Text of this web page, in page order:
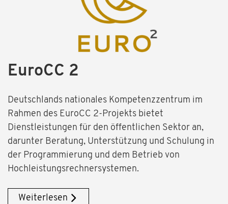
EuroCC 2
Deutschlands nationales Kompetenzzentrum im
Rahmen des EuroCC 2-Projekts bietet
Dienstleistungen für den öffentlichen Sektor an,
darunter Beratung, Unterstützung und Schulung in
der Programmierung und dem Betrieb von
Hochleistungsrechnersystemen.
Weiterlesen